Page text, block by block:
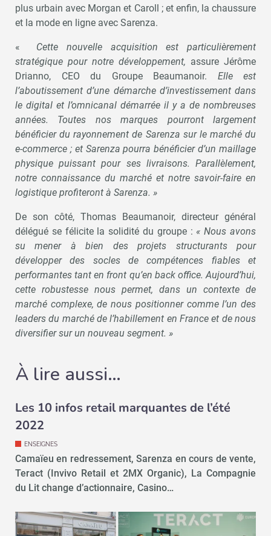
plus urbain avec Morgan et Caroll ; et enfin, la chaussure
et la mode en ligne avec Sarenza.
«
Cette nouvelle acquisition est particulièrement
stratégique pour notre développement, assure Jérôme
Drianno, CEO du Groupe Beaumanoir. Elle est
l’aboutissement d’une démarche d’investissement dans
le digital et l’omnicanal démarrée il y a de nombreuses
années. Toutes nos marques pourront largement
bénéficier du rayonnement de Sarenza sur le marché du
e-commerce ; et Sarenza pourra bénéficier d’un maillage
physique puissant pour ses livraisons. Parallèlement,
notre connaissance du marché et notre savoir-faire en
logistique profiteront à Sarenza. »
De son côté, Thomas Beaumanoir, directeur général
délégué se félicite la solidité du groupe : « Nous avons
su mener à bien des projets structurants pour
développer des socles de compétences fiables et
performantes tant en front qu’en back office. Aujourd’hui,
cette robustesse nous permet, dans un contexte de
marché complexe, de nous positionner comme l’un des
leaders du marché de l’habillement en France et de nous
diversifier sur un nouveau segment. »
À lire aussi…
Les 10 infos retail marquantes de l’été
2022
ENSEIGNES
Camaïeu en redressement, Sarenza en cours de vente,
Teract (Invivo Retail et 2MX Organic), La Compagnie
du Lit change d’actionnaire, Casino…